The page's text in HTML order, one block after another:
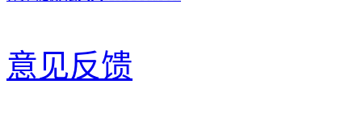
意见反馈